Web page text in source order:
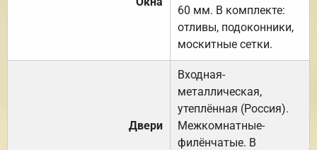
60 мм. В комплекте:
отливы, подоконники,
москитные сетки.
Двери
Входная-
металлическая,
утеплённая (Россия).
Межкомнатные-
филёнчатые. В